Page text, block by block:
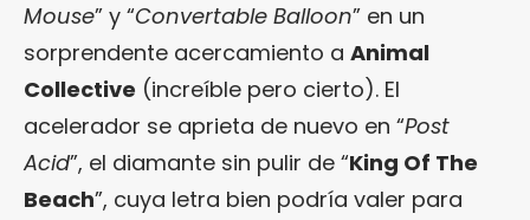
Mouse” y “Convertable Balloon” en un
sorprendente acercamiento a Animal
Collective (increíble pero cierto). El
acelerador se aprieta de nuevo en “Post
Acid”, el diamante sin pulir de “King Of The
Beach”, cuya letra bien podría valer para